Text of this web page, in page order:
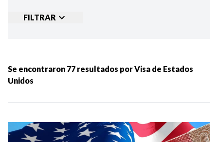
FILTRAR
MÁS RECIENTES
Se encontraron 77 resultados porVisa de Estados
Unidos